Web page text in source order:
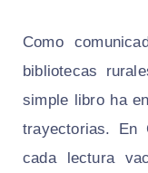
Como
bibliotecas
simple libro ha
trayectorias. En
cada lectura